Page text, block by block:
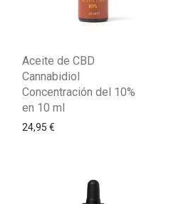
Aceite de CBD
Cannabidiol
Concentración del 10%
en 10 ml
24,95 €